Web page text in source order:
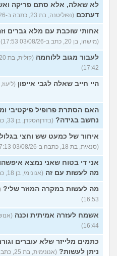
לא שאלה, אלא סתם פריקה
דעתכם (נפוליטנה, בת 23, כתבה ב-03/08/26 18:04)
אחותי שוכבת עם מלא גברים
(מישהו, בן 20, כתב ב-03/08/26 17:53)
לעבור מגוב ללוחמה
17:42)
היי חייב שאלה לגבי אייפון (ליעוז, בן 28, כתב ב-03/
האם הסתרת פרופיל פיקטיבי
נחשב בגידה? (בדרןהסקרן, בן 33, כתב ב-03/08/26 17:24)
איחור של כמעט שש וחצי
(סנאית, בת 18, כתבה ב-03/08/26 17:13)
אני די בטוח שאני נמצא
מה לעשות עם זה (אנונימי, בן 18, כתב ב-03/08/26 17:02)
מה לעשות במקרה המוזר שלי?
16:53)
אשמח לעזרה אמיתית וכנה
16:44)
כתמים מלייזר שלא עוברים
ניתן לעשות? (אנונימית, בת 25, כתבה ב-03/08/26 16:33)